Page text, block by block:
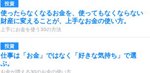
投資
使ったらなくなるお金を、使ってもなくならない
財産に変えることが、上手なお金の使い方。
上手にお金を使う30の方法
投資
仕事は「お金」ではなく「好きな気持ち」で選
ぶ。
お金が増える30のお金の使い方